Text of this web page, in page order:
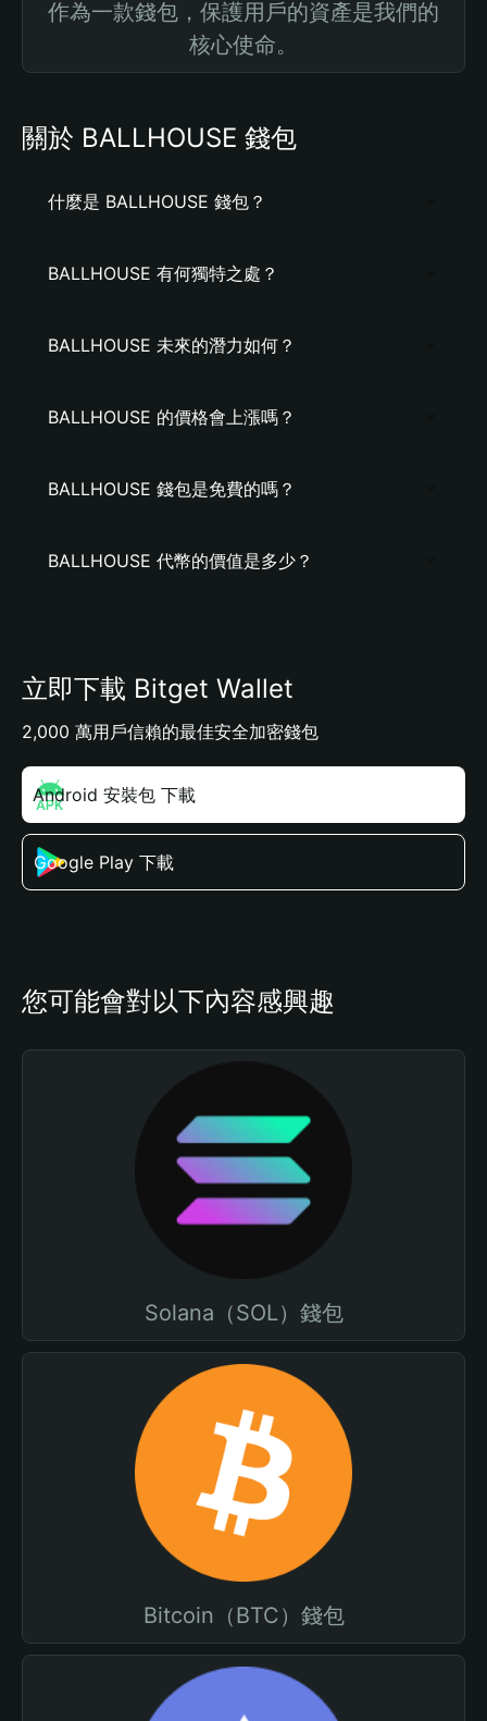
作為一款錢包，保護用戶的資產是我們的
核心使命。
關於 BALLHOUSE 錢包
什麼是 BALLHOUSE 錢包？
BALLHOUSE 有何獨特之處？
BALLHOUSE 未來的潛力如何？
BALLHOUSE 的價格會上漲嗎？
BALLHOUSE 錢包是免費的嗎？
BALLHOUSE 代幣的價值是多少？
立即下載 Bitget Wallet
2,000 萬用戶信賴的最佳安全加密錢包
Android 安裝包 下載
Google Play 下載
您可能會對以下內容感興趣
Solana（SOL）錢包
Bitcoin（BTC）錢包